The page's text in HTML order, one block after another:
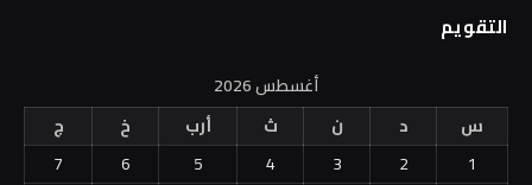
التقويم
أغسطس 2026
س
د ن ث أرب خ
ج
1
2
3
4
5
6
7